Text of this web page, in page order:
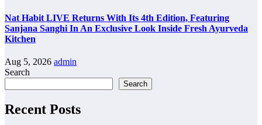
Nat Habit LIVE Returns With Its 4th Edition, Featuring
Sanjana Sanghi In An Exclusive Look Inside Fresh Ayurveda
Kitchen
Aug 5, 2026 admin
Search
Search
Recent Posts